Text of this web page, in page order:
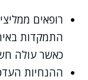
רופאים
התמקדות
כאשר עולה
ההנחיות